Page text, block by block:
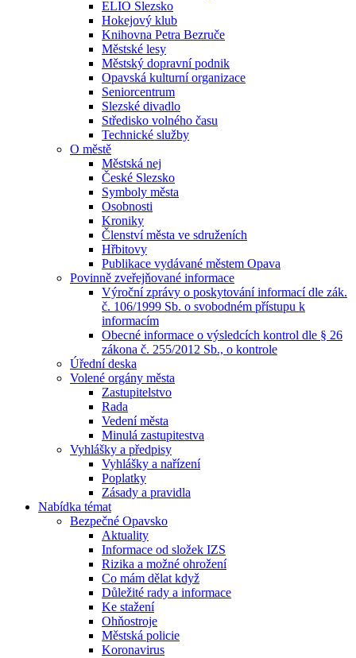
ELIO Slezsko
Hokejový klub
Knihovna Petra Bezruče
Městské lesy
Městský dopravní podnik
Opavská kulturní organizace
Seniorcentrum
Slezské divadlo
Středisko volného času
Technické služby
O městě
Městská nej
České Slezsko
Symboly města
Osobnosti
Kroniky
Členství města ve sdruženích
Hřbitovy
Publikace vydávané městem Opava
Povinně zveřejňované informace
Výroční zprávy o poskytování informací dle zák.
č. 106/1999 Sb. o svobodném přístupu k
informacím
Obecné informace o výsledcích kontrol dle § 26
zákona č. 255/2012 Sb., o kontrole
Úřední deska
Volené orgány města
Zastupitelstvo
Rada
Vedení města
Minulá zastupitestva
Vyhlášky a předpisy
Vyhlášky a nařízení
Poplatky
Zásady a pravidla
Nabídka témat
Bezpečné Opavsko
Aktuality
Informace od složek IZS
Rizika a možné ohrožení
Co mám dělat když
Důležité rady a informace
Ke stažení
Ohňostroje
Městská policie
Koronavirus